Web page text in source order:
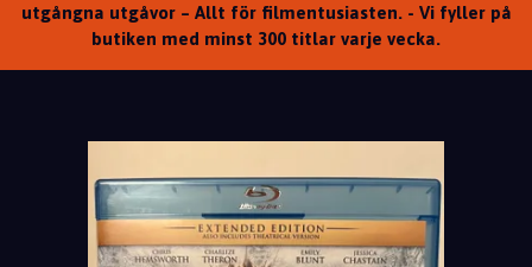
utgångna utgåvor – Allt för filmentusiasten. - Vi fyller på
butiken med minst 300 titlar varje vecka.